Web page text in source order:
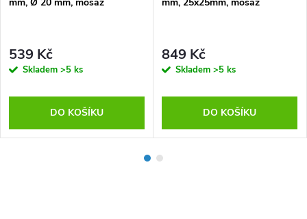
539 Kč
Skladem >5 ks
DO KOŠÍKU
849 Kč
Skladem >5 ks
DO KOŠÍKU